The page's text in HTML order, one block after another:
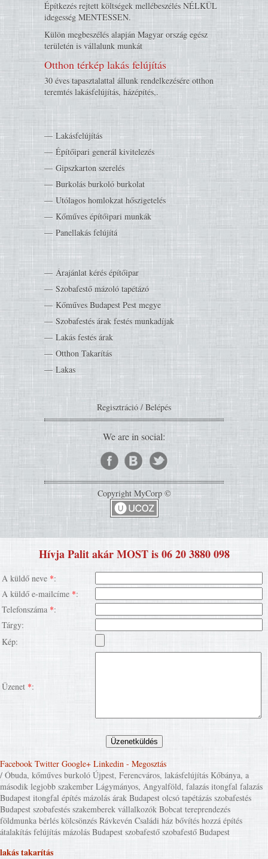
Építkezés rejtett költségek mellébeszélés NÉLKÜL
idegesség MENTESSEN.
Külön megbeszélés alapján Magyar ország egész
területén is vállalunk munkát
Otthon térkép lakás felújítás
30 éves tapasztalattal állunk rendelkezésére otthon
teremtés lakásfelújítás, házépítés,.
Lakásfelújítás
Építőipari generál kivitelezés
Gipszkarton szerelés
Burkolás burkoló burkolat
Utólagos homlokzat hőszigetelés
Kőműves építőipari munkák
Panellakás felújítá
Árajánlat kérés építőipar
Szobafestő mázoló tapétázó
Kőműves Budapest Pest megye
Szobafestés árak festés munkadíjak
Lakás festés árak
Otthon Takarítás
Lakas
Regisztráció / Belépés
We are in social:
Copyright MyCorp ©
Hívja Palit akár MOST is 06 20 3880 098
A küldő neve *:
A küldő e-mailcíme *:
Telefonszáma *:
Tárgy:
Kép:
Üzenet *:
Facebook Twitter Google+ Linkedin - Megosztás
/ Óbuda, kőműves burkoló Újpest, Ferencváros, lakásfelújítás Kőbánya, a
második legjobb szakember Lágymányos, Angyalföld, falazás itongfal falazás
Budapest itongfal építés mázolás árak Budapest olcsó tapétázás szobafestés
Budapest szobafestés szakemberek vállalkozók Bobcat tereprendezés
földmunka bérlés kölcsönzés Rávkevén Családi ház bővítés hozzá építés
átalakítás felújítás mázolás Budapest szobafestő szobafestő Budapest
lakás takarítás